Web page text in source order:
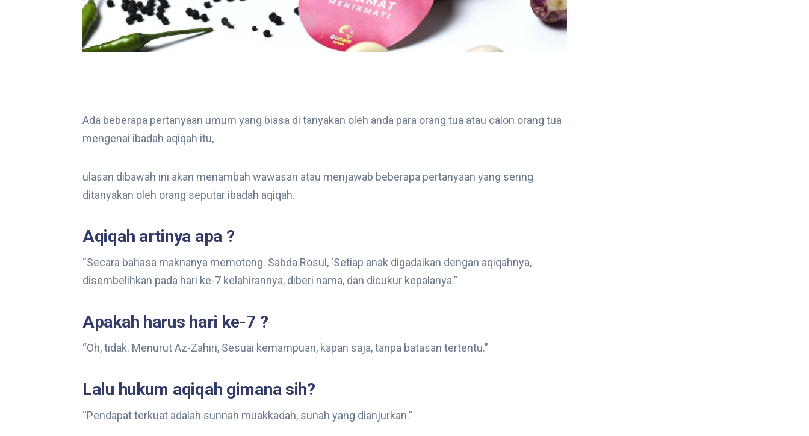
Ada beberapa pertanyaan umum yang biasa di tanyakan oleh anda para orang tua atau calon orang tua
mengenai ibadah aqiqah itu,
ulasan dibawah ini akan menambah wawasan atau menjawab beberapa pertanyaan yang sering
ditanyakan oleh orang seputar ibadah aqiqah.
Aqiqah artinya apa ?
“Secara bahasa maknanya memotong. Sabda Rosul, ‘Setiap anak digadaikan dengan aqiqahnya,
disembelihkan pada hari ke-7 kelahirannya, diberi nama, dan dicukur kepalanya.”
Apakah harus hari ke-7 ?
“Oh, tidak. Menurut Az-Zahiri, Sesuai kemampuan, kapan saja, tanpa batasan tertentu.”
Lalu hukum aqiqah gimana sih?
“Pendapat terkuat adalah sunnah muakkadah, sunah yang dianjurkan.”